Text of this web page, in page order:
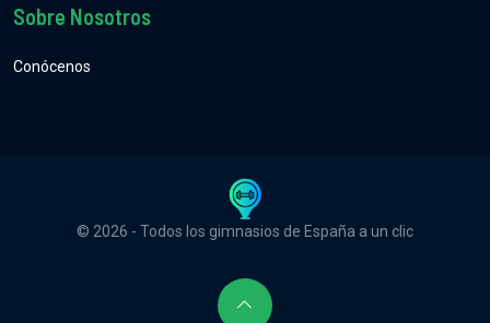
Sobre Nosotros
Conócenos
© 2026 - Todos los gimnasios de España a un clic